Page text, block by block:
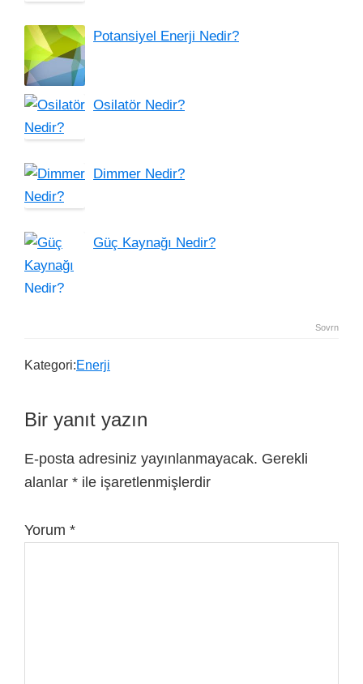
Potansiyel Enerji Nedir?
Osilatör Nedir?
Dimmer Nedir?
Güç Kaynağı Nedir?
Sovrn
Kategori:Enerji
Bir yanıt yazın
E-posta adresiniz yayınlanmayacak. Gerekli
alanlar * ile işaretlenmişlerdir
Yorum *